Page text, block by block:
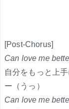
[Post-Chorus]
Can love me
自分をもっと上
ー（うっ）
Can love me